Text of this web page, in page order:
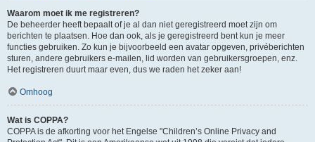
Waarom moet ik me registreren?
De beheerder heeft bepaalt of je al dan niet geregistreerd moet zijn om
berichten te plaatsen. Hoe dan ook, als je geregistreerd bent kun je meer
functies gebruiken. Zo kun je bijvoorbeeld een avatar opgeven, privéberichten
sturen, andere gebruikers e-mailen, lid worden van gebruikersgroepen, enz.
Het registreren duurt maar even, dus we raden het zeker aan!
Omhoog
Wat is COPPA?
COPPA is de afkorting voor het Engelse "Children’s Online Privacy and